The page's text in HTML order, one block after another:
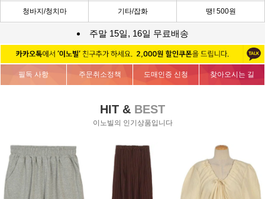
청바지/청치마 기타/잡화 땡! 500원
주말 15일, 16일 무료배송
필독 사항 주문취소정책 도매인증 신청 찾아오시는 길
HIT & BEST
이노빌의 인기상품입니다